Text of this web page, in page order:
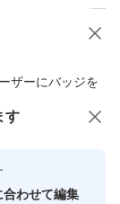
ザーにバッジを
ーです
への質問
す
合わせて編集